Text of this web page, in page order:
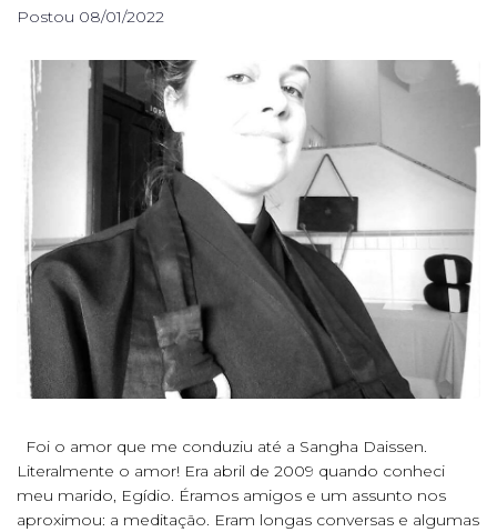
Postou 08/01/2022
Foi o amor que me conduziu até a Sangha Daissen.
Literalmente o amor! Era abril de 2009 quando conheci
meu marido, Egídio. Éramos amigos e um assunto nos
aproximou: a meditação. Eram longas conversas e algumas